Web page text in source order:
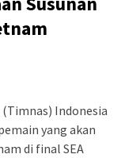
Indonesia
yang akan
di final SEA